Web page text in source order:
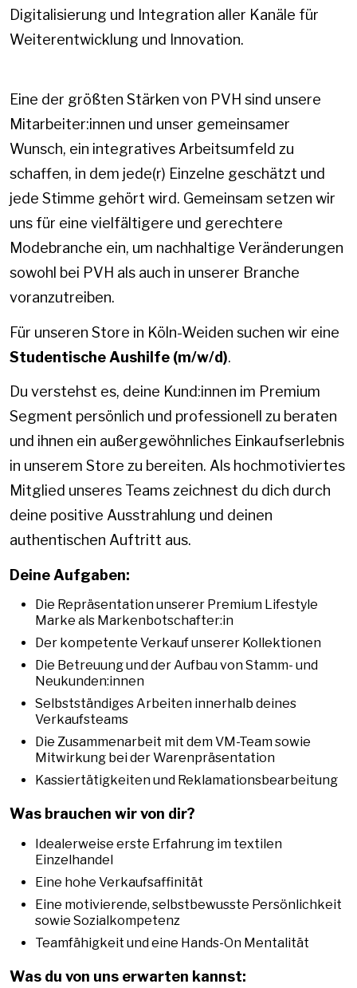
Digitalisierung und Integration aller Kanäle für
Weiterentwicklung und Innovation.
Eine der größten Stärken von PVH sind unsere
Mitarbeiter:innen und unser gemeinsamer
Wunsch, ein integratives Arbeitsumfeld zu
schaffen, in dem jede(r) Einzelne geschätzt und
jede Stimme gehört wird. Gemeinsam setzen wir
uns für eine vielfältigere und gerechtere
Modebranche ein, um nachhaltige Veränderungen
sowohl bei PVH als auch in unserer Branche
voranzutreiben.
Für unseren Store in Köln-Weiden suchen wir eine
Studentische Aushilfe (m/w/d).
Du verstehst es, deine Kund:innen im Premium
Segment persönlich und professionell zu beraten
und ihnen ein außergewöhnliches Einkaufserlebnis
in unserem Store zu bereiten. Als hochmotiviertes
Mitglied unseres Teams zeichnest du dich durch
deine positive Ausstrahlung und deinen
authentischen Auftritt aus.
Deine Aufgaben:
Die Repräsentation unserer Premium Lifestyle
Marke als Markenbotschafter:in
Der kompetente Verkauf unserer Kollektionen
Die Betreuung und der Aufbau von Stamm- und
Neukunden:innen
Selbstständiges Arbeiten innerhalb deines
Verkaufsteams
Die Zusammenarbeit mit dem VM-Team sowie
Mitwirkung bei der Warenpräsentation
Kassiertätigkeiten und Reklamationsbearbeitung
Was brauchen wir von dir?
Idealerweise erste Erfahrung im textilen
Einzelhandel
Eine hohe Verkaufsaffinität
Eine motivierende, selbstbewusste Persönlichkeit
sowie Sozialkompetenz
Teamfähigkeit und eine Hands-On Mentalität
Was du von uns erwarten kannst: